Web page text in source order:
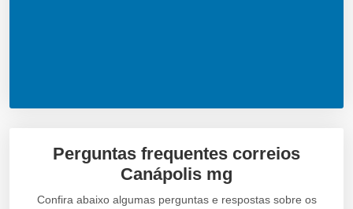
Perguntas frequentes correios
Canápolis mg
Confira abaixo algumas perguntas e respostas sobre os